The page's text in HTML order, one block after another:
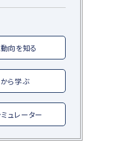
向を知る
ら学ぶ
ュレーター